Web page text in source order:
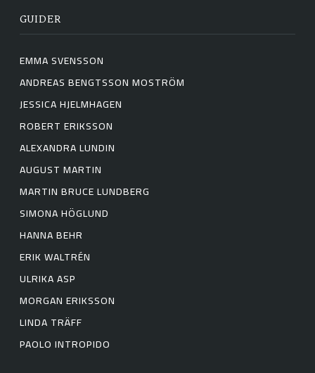
GUIDER
EMMA SVENSSON
ANDREAS BENGTSSON MOSTRÖM
JESSICA HJELMHAGEN
ROBERT ERIKSSON
ALEXANDRA LUNDIN
AUGUST MARTIN
MARTIN BRUCE LUNDBERG
SIMONA HÖGLUND
HANNA BEHR
ERIK WALTRÉN
ULRIKA ASP
MORGAN ERIKSSON
LINDA TRÄFF
PAOLO INTROPIDO